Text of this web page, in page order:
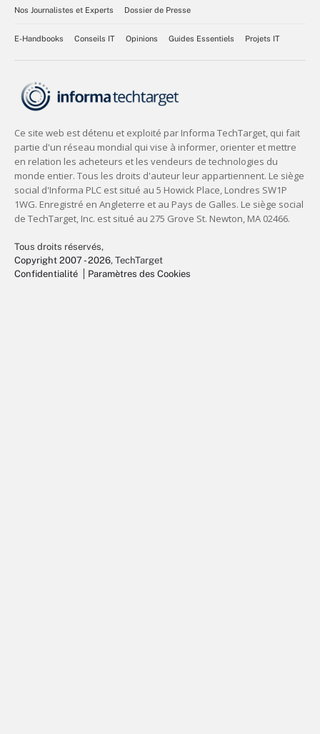
Nos Journalistes et Experts
Dossier de Presse
E-Handbooks Conseils IT Opinions Guides Essentiels Projets IT
Tous droits réservés,
Copyright 2007 - 2026, TechTarget
Confidentialité
Paramètres des Cookies